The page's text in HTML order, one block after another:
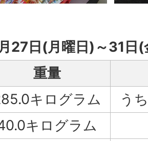
27日(月曜日)～31日(
重量
キログラム
う
キログラム